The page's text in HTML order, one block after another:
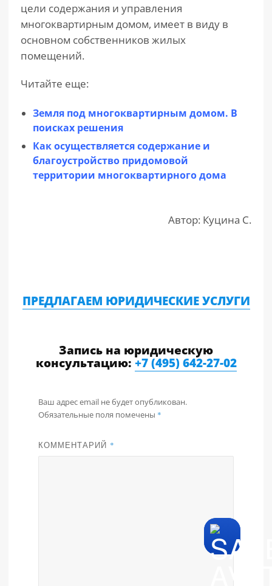
цели содержания и управления
многоквартирным домом, имеет в виду в
основном собственников жилых
помещений.
Читайте еще:
Земля под многоквартирным домом. В
поисках решения
Как осуществляется содержание и
благоустройство придомовой
территории многоквартирного дома
Автор: Куцина С.
ПРЕДЛАГАЕМ ЮРИДИЧЕСКИЕ УСЛУГИ
Запись на юридическую
консультацию: +7 (495) 642-27-02
Ваш адрес email не будет опубликован.
Обязательные поля помечены *
КОММЕНТАРИЙ *